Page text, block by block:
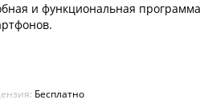
и функциональная
Бесплатно